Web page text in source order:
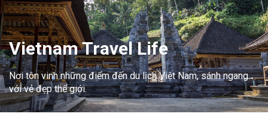
Vietnam Travel Life
Nơi tôn vinh những điểm đến du lịch Việt Nam, sánh ngang
với vẻ đẹp thế giới.